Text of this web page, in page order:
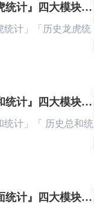
统计』四大模块图
统计」「历史龙虎统
统计』四大模块图
统计」「 历史总和统
统计』四大模块图